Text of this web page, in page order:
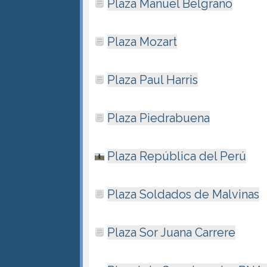
Plaza Manuel Belgrano
Plaza Mozart
Plaza Paul Harris
Plaza Piedrabuena
Plaza República del Perú
Plaza Soldados de Malvinas
Plaza Sor Juana Carrere